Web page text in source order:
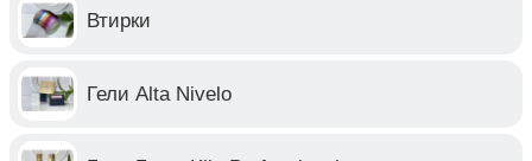
Втирки
Гели Alta Nivelo